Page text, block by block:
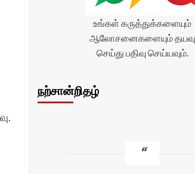
உங்கள் கருத்துக்களையும்
ஆலோசனைகளையும் தயவு
செய்து பதிவு செய்யவும்.
நற்சான்றிதழ்